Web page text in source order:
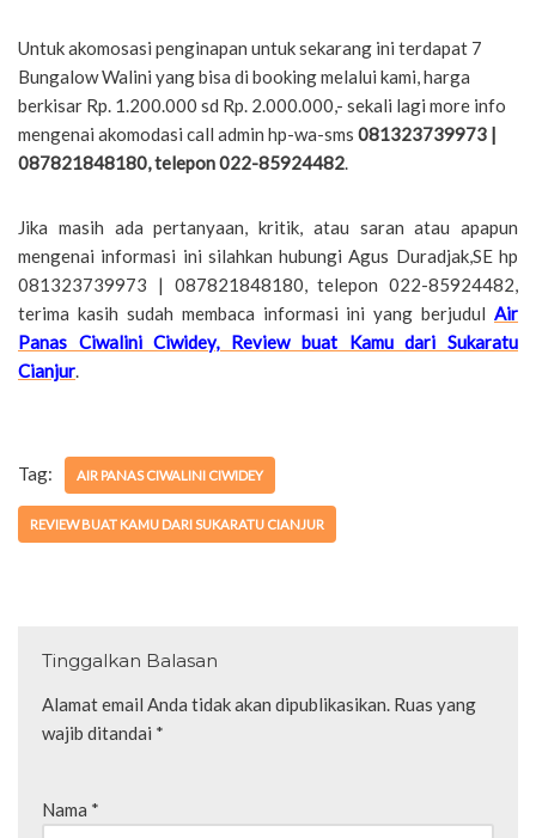
Untuk akomosasi penginapan untuk sekarang ini terdapat 7
Bungalow Walini yang bisa di booking melalui kami, harga
berkisar Rp. 1.200.000 sd Rp. 2.000.000,- sekali lagi more info
mengenai akomodasi call admin hp-wa-sms 081323739973 |
087821848180, telepon 022-85924482.
Jika masih ada pertanyaan, kritik, atau saran atau apapun
mengenai informasi ini silahkan hubungi Agus Duradjak,SE hp
081323739973 | 087821848180, telepon 022-85924482,
terima kasih sudah membaca informasi ini yang berjudul Air
Panas Ciwalini Ciwidey, Review buat Kamu dari Sukaratu
Cianjur.
Tag: AIR PANAS CIWALINI CIWIDEY
REVIEW BUAT KAMU DARI SUKARATU CIANJUR
Tinggalkan Balasan
Alamat email Anda tidak akan dipublikasikan. Ruas yang
wajib ditandai *
Nama *